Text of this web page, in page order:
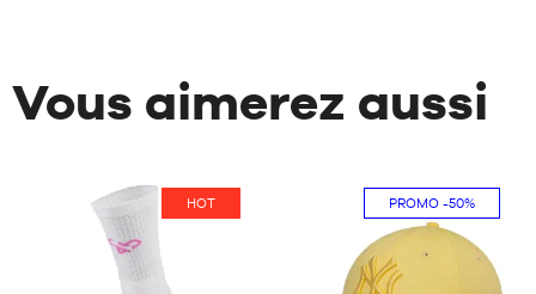
Vous aimerez aussi
HOT PROMO-50%